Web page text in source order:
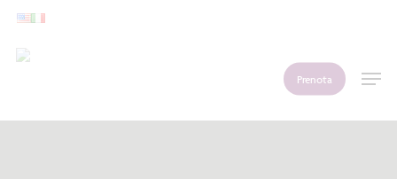
Skip
main
Prenota
Menu